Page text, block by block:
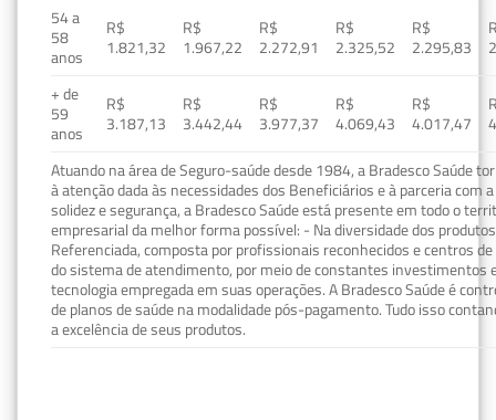
54 a
58
anos
R$
1.821,32
R$
1.967,22
R$
2.272,91
R$
2.325,52
R$
2.295,83
+ de
59
anos
R$
3.187,13
R$
3.442,44
R$
3.977,37
R$
4.069,43
R$
4.017,47
Atuando na área de Seguro-saúde desde 1984, a Bradesco Saúde
à atenção dada às necessidades dos Beneficiários e à parceria com
solidez e segurança, a Bradesco Saúde está presente em todo o
empresarial da melhor forma possível: - Na diversidade dos
Referenciada, composta por profissionais reconhecidos e centros
do sistema de atendimento, por meio de constantes investimentos
tecnologia empregada em suas operações. A Bradesco Saúde é
de planos de saúde na modalidade pós-pagamento. Tudo isso
a excelência de seus produtos.